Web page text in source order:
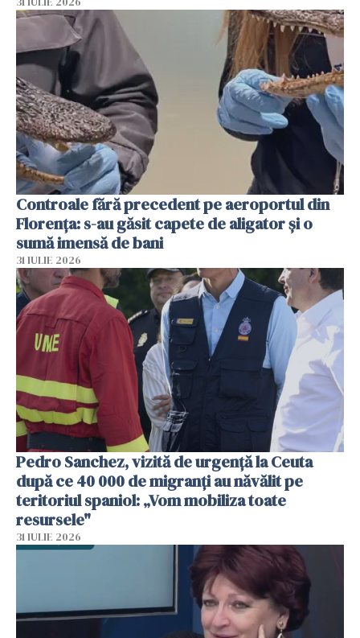
Controale fără precedent pe aeroportul din
Florența: s-au găsit capete de aligator și o
sumă imensă de bani
31 IULIE 2026
Pedro Sanchez, vizită de urgență la Ceuta
după ce 40 000 de migranți au năvălit pe
teritoriul spaniol: „Vom mobiliza toate
resursele"
31 IULIE 2026